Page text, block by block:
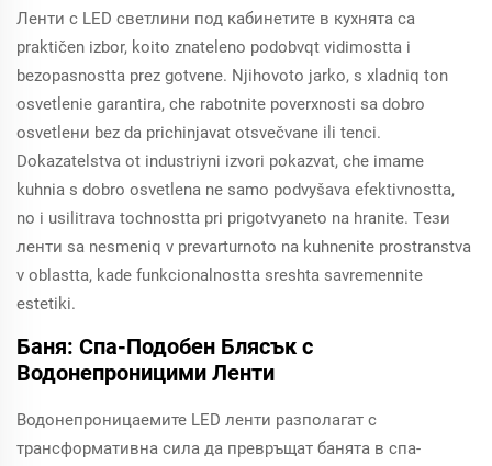
Ленти с LED светлини под кабинетите в кухнята са
praktičen izbor, koito znateleno podobvqt vidimostta i
bezopasnostta prez gotvene. Njihovoto jarko, s xladniq ton
osvetlenie garantira, che rabotnite poverxnosti sa dobro
osvetlени bez da prichinjavat otsvečvane ili tenci.
Dokazatelstva ot industriyni izvori pokazvat, che imame
kuhnia s dobro osvetlena ne samo podvyšava efektivnostta,
no i usilitrava tochnostta pri prigotvyaneto na hranite. Tези
ленти sa nesmeniq v prevarturnoto na kuhnenite prostranstva
v oblastta, kade funkcionalnostta sreshta savremennite
estetiki.
Баня: Спа-Подобен Блясък с
Водонепроницими Ленти
Водонепроницаемите LED ленти разполагат с
трансформативна сила да превръщат банята в спа-